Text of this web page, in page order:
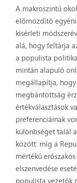
A makroszintű
előmozdító
kísérleti
alá, hogy feltárja
a populista
mintán alapuló
megállapítja,
megbántottság
értékválasztások
preferenciáinak
különbséget talál
között: míg a
mértékű
elszenvedése
populista vezetők